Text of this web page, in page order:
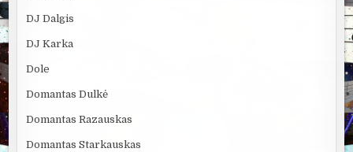
DJ Dalgis
DJ Karka
Dole
Domantas Dulkė
Domantas Razauskas
Domantas Starkauskas